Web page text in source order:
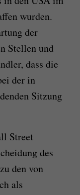
wurden.
der
Stellen und
dass die
der in
Sitzung
Street
des
den von
als